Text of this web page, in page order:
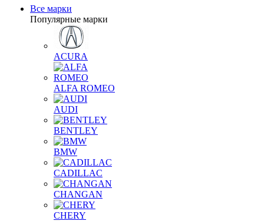
Все марки
Популярные марки
ACURA
ALFA ROMEO
AUDI
BENTLEY
BMW
CADILLAC
CHANGAN
CHERY